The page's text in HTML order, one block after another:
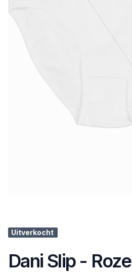
Uitverkocht
Dani Slip - Roze